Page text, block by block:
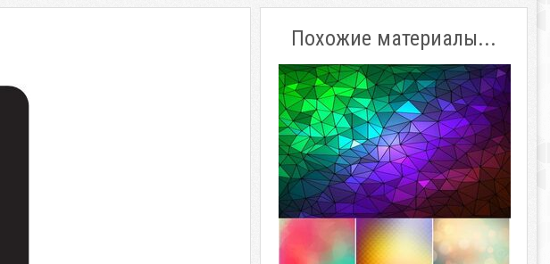
Похожие материалы...